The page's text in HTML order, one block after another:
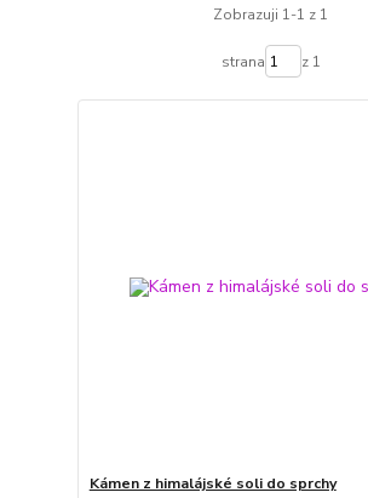
Zobrazuji 1-1 z 1
strana z 1
Kámen z himalájské soli do sprchy